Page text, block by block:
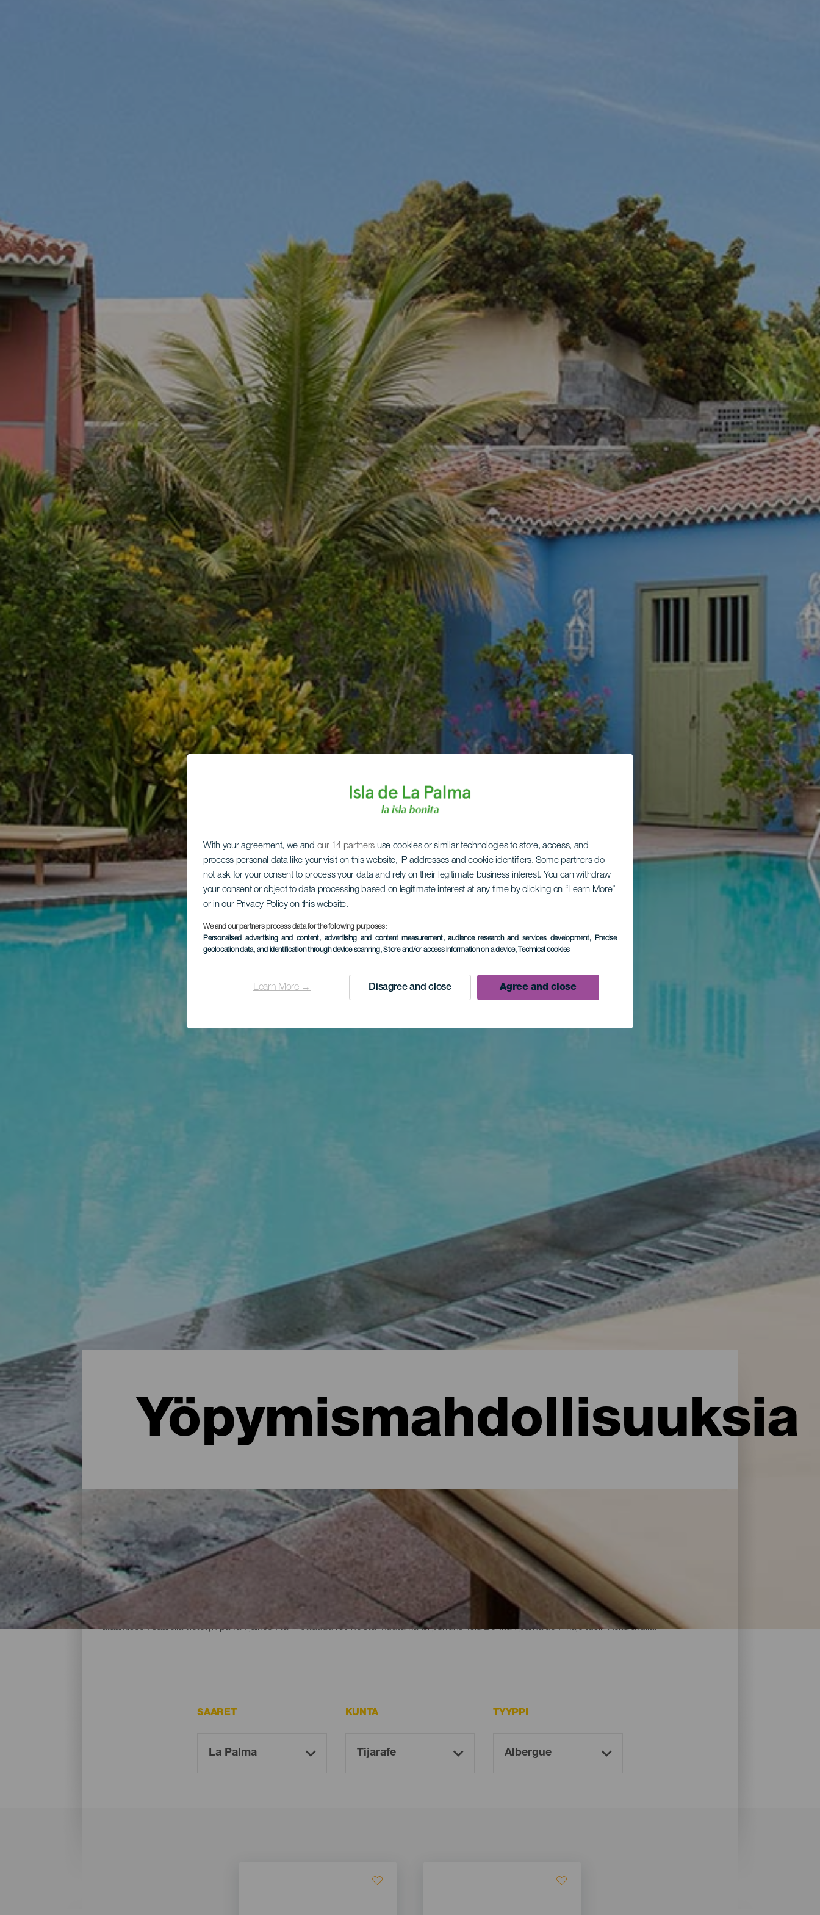
With your agreement, we and our 14 partners use cookies or similar technologies to store, access, and
process personal data like your visit on this website, IP addresses and cookie identifiers. Some partners do
not ask for your consent to process your data and rely on their legitimate business interest. You can withdraw
your consent or object to data processing based on legitimate interest at any time by clicking on “Learn More”
or in our Privacy Policy on this website.
We and our partners process data for the following purposes:
Personalised advertising and content, advertising and content measurement, audience research and services development, Precise
geolocation data, and identification through device scanning, Store and/or access information on a device, Technical cookies
Learn More → Disagree and close Agree and close
Yöpymismahdollisuuksia
Missä yöpyä La Palmassa: hotellit, asunnot...
Maalaistalossa luonnon helmassa, asunnossa meren rannalla tai viehättävässä hotellissa, jossa on runsaasti palveluja ja mukavuuksia: La Palma
tarjoaa paljon majoitusvaihtoehtoja kaikenlaisille matkailijoille kautta koko saaren hieman yli 700 neliökilometrillään. Löydä täydellinen majoitus akkujen
lataamiseen saarella vietetyn päivän jälkeen tai irrottaudu rutiineista muutamaksi päiväksi Isla Bonitan parhaiden majoitusliikkeitä avulla.
SAARET KUNTA TYYPPI